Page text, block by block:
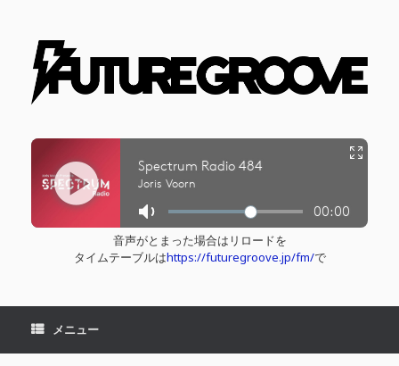
音声がとまった場合はリロードを
タイムテーブルはhttps://futuregroove.jp/fm/で
メニュー